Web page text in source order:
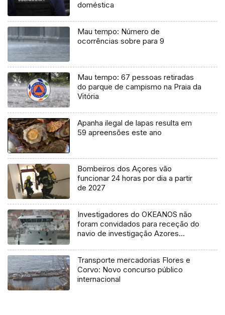
doméstica
Mau tempo: Número de
ocorrências sobre para 9
Mau tempo: 67 pessoas retiradas
do parque de campismo na Praia da
Vitória
Apanha ilegal de lapas resulta em
59 apreensões este ano
Bombeiros dos Açores vão
funcionar 24 horas por dia a partir
de 2027
Investigadores do OKEANOS não
foram convidados para receção do
navio de investigação Azores
Transporte mercadorias Flores e
Corvo: Novo concurso público
internacional